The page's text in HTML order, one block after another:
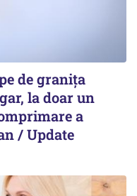
de granița
la doar un
a
/ Update